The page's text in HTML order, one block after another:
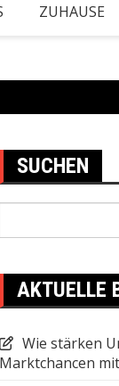
ZUHAUSE
SUCHEN
AKTUELLE
Wie stärken
Marktchancen